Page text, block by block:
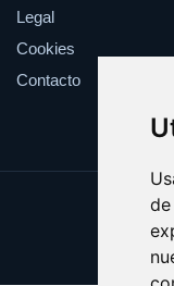
Legal
Cookies
Contacto